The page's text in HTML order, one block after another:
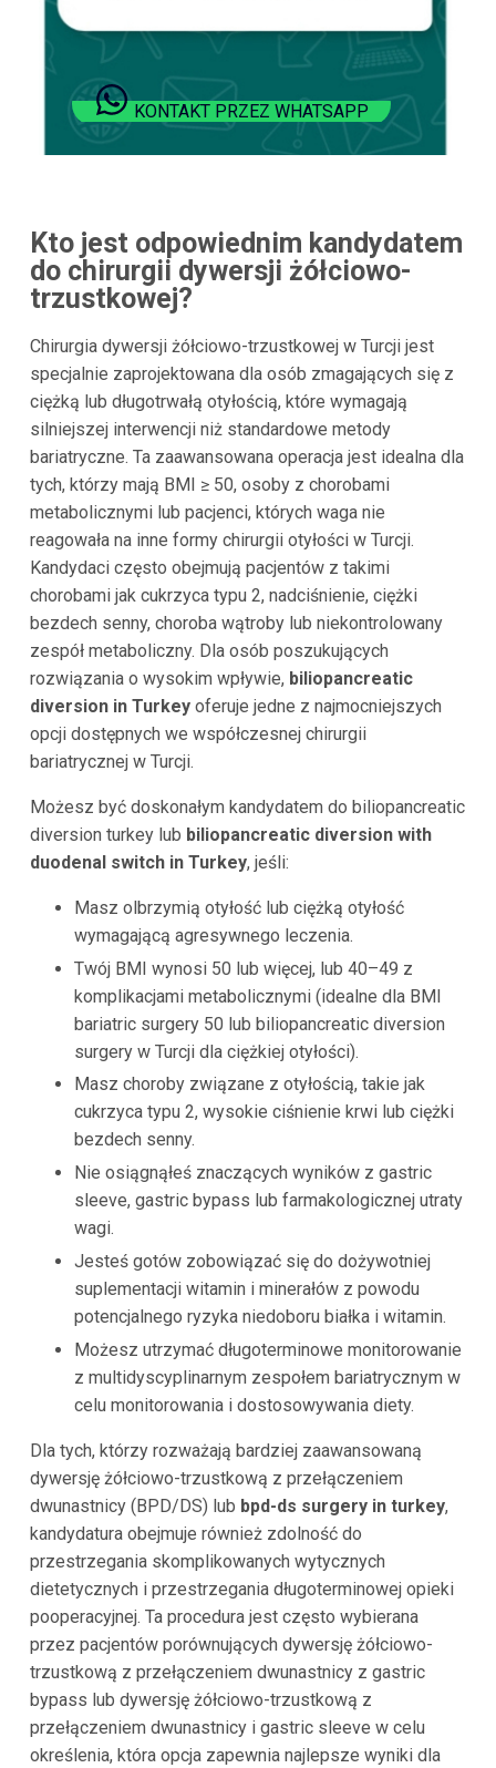
KONTAKT PRZEZ WHATSAPP
Kto jest odpowiednim kandydatem
do chirurgii dywersji żółciowo-
trzustkowej?
Chirurgia dywersji żółciowo-trzustkowej w Turcji jest
specjalnie zaprojektowana dla osób zmagających się z
ciężką lub długotrwałą otyłością, które wymagają
silniejszej interwencji niż standardowe metody
bariatryczne. Ta zaawansowana operacja jest idealna dla
tych, którzy mają BMI ≥ 50, osoby z chorobami
metabolicznymi lub pacjenci, których waga nie
reagowała na inne formy chirurgii otyłości w Turcji.
Kandydaci często obejmują pacjentów z takimi
chorobami jak cukrzyca typu 2, nadciśnienie, ciężki
bezdech senny, choroba wątroby lub niekontrolowany
zespół metaboliczny. Dla osób poszukujących
rozwiązania o wysokim wpływie, biliopancreatic
diversion in Turkeyoferuje jedne z najmocniejszych
opcji dostępnych we współczesnej chirurgii
bariatrycznej w Turcji.
Możesz być doskonałym kandydatem do biliopancreatic
diversion turkey lub biliopancreatic diversion with
duodenal switch in Turkey, jeśli:
Masz olbrzymią otyłość lub ciężką otyłość
wymagającą agresywnego leczenia.
Twój BMI wynosi 50 lub więcej, lub 40–49 z
komplikacjami metabolicznymi (idealne dla BMI
bariatric surgery 50 lub biliopancreatic diversion
surgery w Turcji dla ciężkiej otyłości).
Masz choroby związane z otyłością, takie jak
cukrzyca typu 2, wysokie ciśnienie krwi lub ciężki
bezdech senny.
Nie osiągnąłeś znaczących wyników z gastric
sleeve, gastric bypass lub farmakologicznej utraty
wagi.
Jesteś gotów zobowiązać się do dożywotniej
suplementacji witamin i minerałów z powodu
potencjalnego ryzyka niedoboru białka i witamin.
Możesz utrzymać długoterminowe monitorowanie
z multidyscyplinarnym zespołem bariatrycznym w
celu monitorowania i dostosowywania diety.
Dla tych, którzy rozważają bardziej zaawansowaną
dywersję żółciowo-trzustkową z przełączeniem
dwunastnicy (BPD/DS) lub bpd-ds surgery in turkey,
kandydatura obejmuje również zdolność do
przestrzegania skomplikowanych wytycznych
dietetycznych i przestrzegania długoterminowej opieki
pooperacyjnej. Ta procedura jest często wybierana
przez pacjentów porównujących dywersję żółciowo-
trzustkową z przełączeniem dwunastnicy z gastric
bypass lub dywersję żółciowo-trzustkową z
przełączeniem dwunastnicy i gastric sleeve w celu
określenia, która opcja zapewnia najlepsze wyniki dla